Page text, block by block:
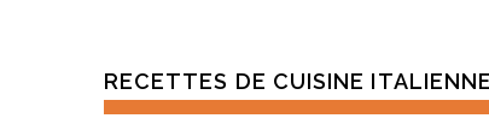
RECETTES DE CUISINE ITALIENNE